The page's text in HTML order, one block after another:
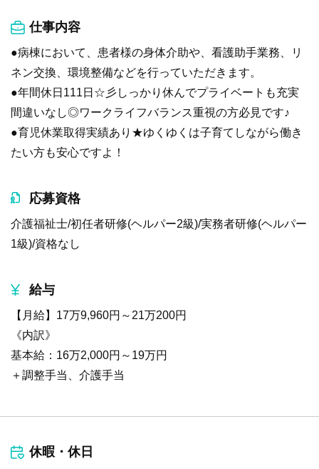
仕事内容
●病棟において、患者様の身体介助や、看護助手業務、リ
ネン交換、環境整備などを行っていただきます。
●年間休日111日☆彡しっかり休んでプライベートも充実
間違いなし◎ワークライフバランス重視の方必見です♪
●育児休業取得実績あり★ゆくゆくは子育てしながら働き
たい方も安心ですよ！
応募資格
介護福祉士/初任者研修(ヘルパー2級)/実務者研修(ヘルパー
1級)/資格なし
給与
【月給】17万9,960円～21万200円
《内訳》
基本給：16万2,000円～19万円
＋調整手当、介護手当
休暇・休日